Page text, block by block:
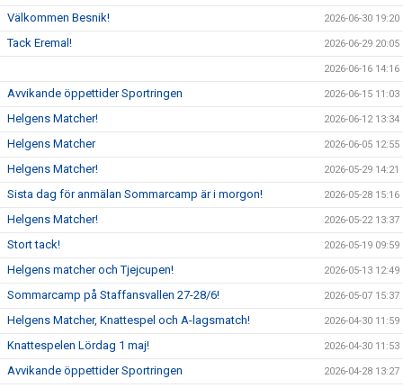
Välkommen Besnik! 2026-06-30 19:20
Tack Eremal! 2026-06-29 20:05
2026-06-16 14:16
Avvikande öppettider Sportringen 2026-06-15 11:03
Helgens Matcher! 2026-06-12 13:34
Helgens Matcher 2026-06-05 12:55
Helgens Matcher! 2026-05-29 14:21
Sista dag för anmälan Sommarcamp är i morgon! 2026-05-28 15:16
Helgens Matcher! 2026-05-22 13:37
Stort tack! 2026-05-19 09:59
Helgens matcher och Tjejcupen! 2026-05-13 12:49
Sommarcamp på Staffansvallen 27-28/6! 2026-05-07 15:37
Helgens Matcher, Knattespel och A-lagsmatch! 2026-04-30 11:59
Knattespelen Lördag 1 maj! 2026-04-30 11:53
Avvikande öppettider Sportringen 2026-04-28 13:27